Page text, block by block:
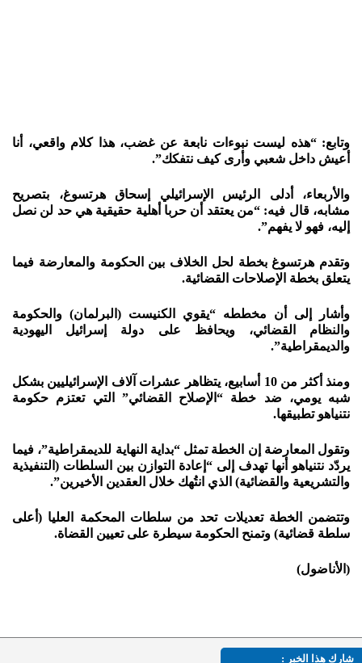
وتابع: “هذه ليست نبوءات نابعة عن غضب، هذا كلام واقعي، أنا
أعيش داخل شعبي وأرى كيف نتفكك”.
والأربعاء، أدلى الرئيس الإسرائيلي إسحاق هرتسوغ، بتصريح
مشابه، قال فيه: “من يعتقد أن حربا أهلية حقيقية هي حد لن نصل
إليه، فهو لا يفهم”.
وتقدم هرتسوغ بخطة لحل الخلاف بين الحكومة والمعارضة فيما
يتعلق بخطة الإصلاحات القضائية.
وأشار إلى أن مخططه “يقوي الكنيست (البرلمان) والحكومة
والنظام القضائي، ويحافظ على دولة إسرائيل اليهودية
والديمقراطية”.
ومنذ أكثر من 10 أسابيع، يتظاهر عشرات آلاف الإسرائيليين بشكل
شبه يومي، ضد خطة “الإصلاح القضائي” التي تعتزم حكومة
نتنياهو تطبيقها.
وتقول المعارضة إن الخطة تمثل “بداية النهاية للديمقراطية”، فيما
يردّد نتنياهو أنها تهدف إلى “إعادة التوازن بين السلطات (التنفيذية
والتشريعية والقضائية) الذي انتُهك خلال العقدين الأخيرين”.
وتتضمن الخطة تعديلات تحد من سلطات المحكمة العليا (أعلى
سلطة قضائية) وتمنح الحكومة سيطرة على تعيين القضاة.
(الأناضول)
شارك هذا الخبر :